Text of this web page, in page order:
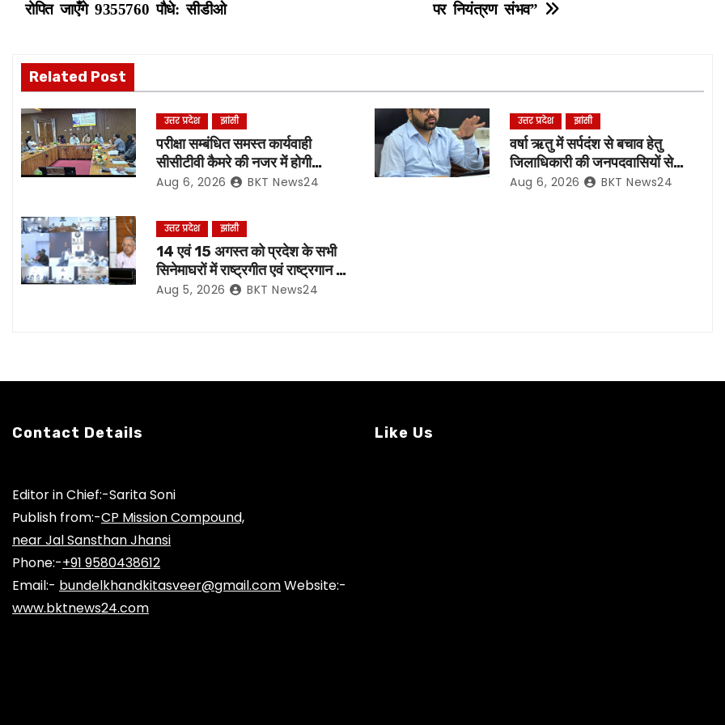
o
s
t
n
a
i
g
n
पर नियंत्रण संभव”
रोपित जाएँगे 9355760 पौधे: सीडीओ
Related Post
उत्तर प्रदेश झांसी
परीक्षा सम्बंधित समस्त कार्यवाही
सीसीटीवी कैमरे की नजर में होगी
संपादित, रिकॉर्डिंग भी रहेगी सुरक्षित:-
Aug 6, 2026 BKT News24
उत्तर प्रदेश झांसी
वर्षा ऋतु में सर्पदंश से बचाव हेतु
जिलाधिकारी की जनपदवासियों से
अपील*
Aug 6, 2026 BKT News24
उत्तर प्रदेश झांसी
14 एवं 15 अगस्त को प्रदेश के सभी
सिनेमाघरों में राष्ट्रगीत एवं राष्ट्रगान का
हो अनिवार्य प्रसारण:- मुख्य सचिव*
Aug 5, 2026 BKT News24
Contact Details
Editor in Chief:-Sarita Soni
Publish from:-CP Mission Compound,
near Jal Sansthan Jhansi
Phone:-+91 9580438612
Email:- bundelkhandkitasveer@gmail.comWebsite:-
www.bktnews24.com
Like Us